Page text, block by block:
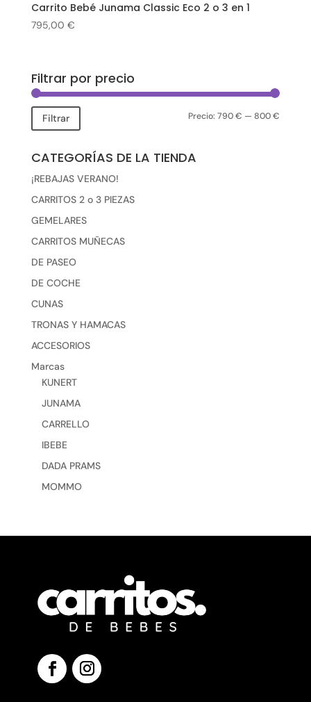
Carrito Bebé Junama Classic Eco 2 o 3 en 1
795,00 €
Filtrar por precio
Filtrar Precio:790 € —800 €
CATEGORÍAS DE LA TIENDA
¡REBAJAS VERANO!
CARRITOS 2 o 3 PIEZAS
GEMELARES
CARRITOS MUÑECAS
DE PASEO
DE COCHE
CUNAS
TRONAS Y HAMACAS
ACCESORIOS
Marcas
KUNERT
JUNAMA
CARRELLO
IBEBE
DADA PRAMS
MOMMO